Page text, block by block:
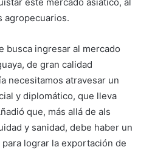
agropecuarios.
busca ingresar al mercado
de gran calidad
necesitamos atravesar un
y diplomático, que lleva
que, más allá de als
y sanidad, debe haber un
lograr la exportación de